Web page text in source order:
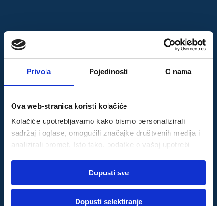
Privola Pojedinosti O nama
Ova web-stranica koristi kolačiće
Kolačiće upotrebljavamo kako bismo personalizirali
sadržaj i oglase, omogućili značajke društvenih medija i
analizirali promet. Isto tako, podatke o vašoj upotrebi
drugim podacima koje ste im pružili ili koje su prikupili
dok ste upotrebljavali njihove usluge.
Dopusti sve
Dopusti selektiranje